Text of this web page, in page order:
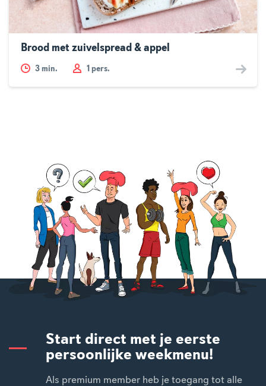
Brood met zuivelspread & appel
3 min. 1 pers.
Start direct met je eerste
persoonlijke weekmenu!
Als premium member heb je toegang tot alle